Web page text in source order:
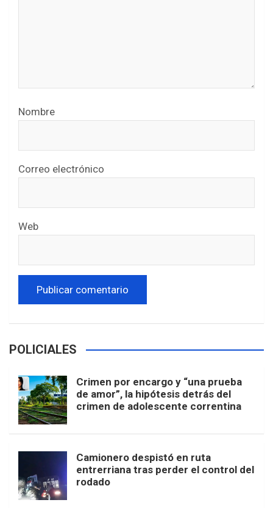
Nombre
Correo electrónico
Web
POLICIALES
Crimen por encargo y “una prueba
de amor”, la hipótesis detrás del
crimen de adolescente correntina
Camionero despistó en ruta
entrerriana tras perder el control del
rodado